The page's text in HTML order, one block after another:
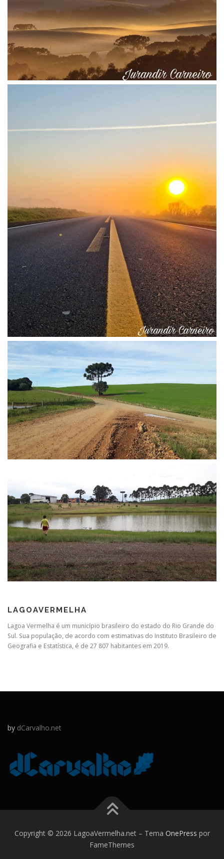
LAGOAVERMELHA
Lagoa Vermelha é um município brasileiro do estado do Rio Grande do
Sul. Sua população, de acordo com estimativas do Instituto Brasileiro de
Geografia e Estatística, é de 27 807 habitantes em 2019.
by dCarvalho.net
Copyright © 2026 LagoaVermelha.net – Tema OnePress por
FameThemes